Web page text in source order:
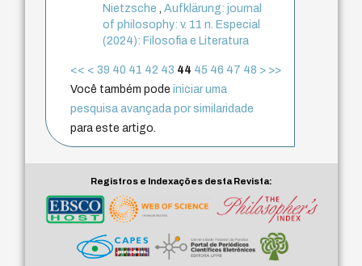
Nietzsche,Aufklärung: journal
of philosophy: v. 11 n. Especial
(2024): Filosofia e Literatura
<< < 39 40 41 42 43 44 45 46 47 48 > >>
Você também podeiniciar uma
pesquisa avançada por similaridade
para este artigo.
Registros e Indexações desta Revista: